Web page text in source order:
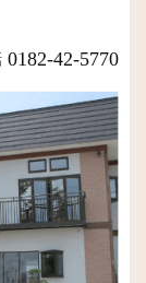
0182-42-5770